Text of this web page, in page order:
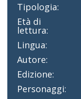
Tipologia:
Età di
lettura:
Lingua:
Autore:
Edizione:
Personaggi: